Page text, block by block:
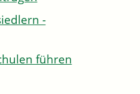
-
führen